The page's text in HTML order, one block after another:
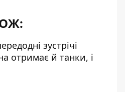
зустрічі
отримає й танки, і